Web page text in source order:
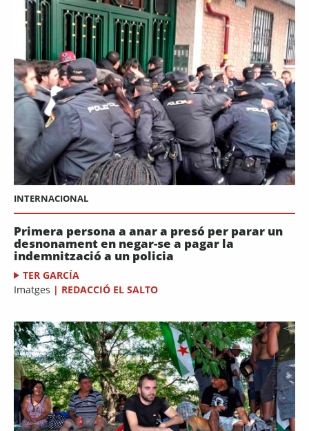
INTERNACIONAL
Primera persona a anar a presó per parar un
desnonament en negar-se a pagar la
indemnització a un policia
TER GARCÍA
Imatges | REDACCIÓ EL SALTO